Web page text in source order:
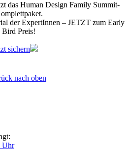
das Human Design Family Summit-
der ExpertInnen – JETZT zum Early
Bird Preis!
sichern
nach oben
Uhr